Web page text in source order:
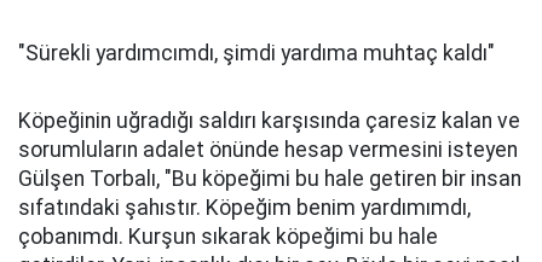
"Sürekli yardımcımdı, şimdi yardıma muhtaç kaldı"
Köpeğinin uğradığı saldırı karşısında çaresiz kalan ve
sorumluların adalet önünde hesap vermesini isteyen
Gülşen Torbalı, "Bu köpeğimi bu hale getiren bir insan
sıfatındaki şahıstır. Köpeğim benim yardımımdı,
çobanımdı. Kurşun sıkarak köpeğimi bu hale